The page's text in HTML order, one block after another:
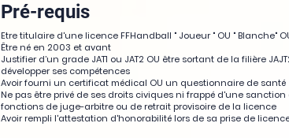
Pré-requis
Etre titulaire d'une licence FFHandball " Joueur " OU " Blanche"
Être né en 2003 et avant
Justifier d’un grade JAT1 ou JAT2 OU être sortant de la filière
développer ses compétences
Avoir fourni un certificat médical OU un questionnaire de santé
Ne pas être privé de ses droits civiques ni frappé d'une
fonctions de juge-arbitre ou de retrait provisoire de la licence
Avoir rempli l'attestation d'honorabilité lors de sa prise de